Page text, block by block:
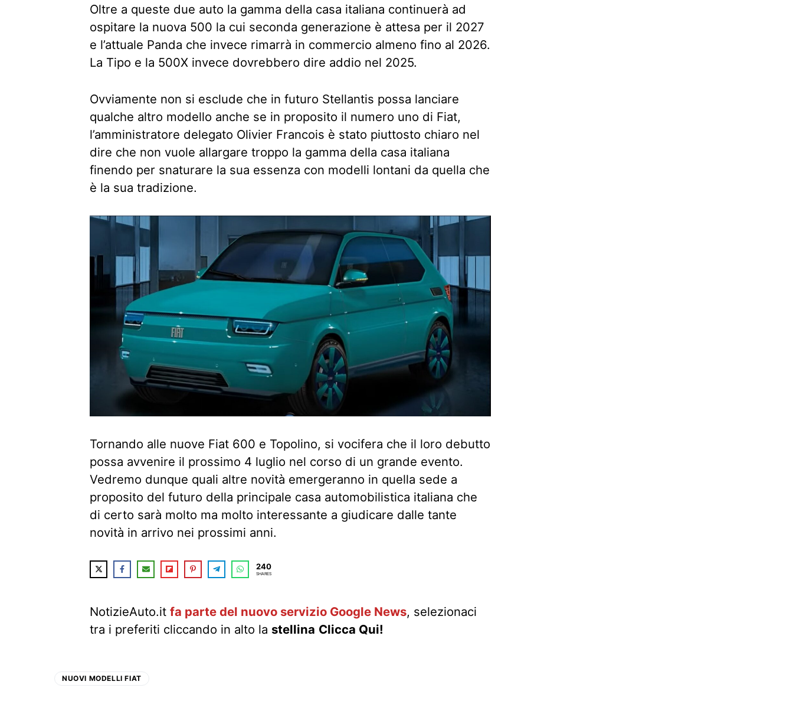
Oltre a queste due auto la gamma della casa italiana continuerà ad
ospitare la nuova 500 la cui seconda generazione è attesa per il 2027
e l’attuale Panda che invece rimarrà in commercio almeno fino al 2026.
La Tipo e la 500X invece dovrebbero dire addio nel 2025.
Ovviamente non si esclude che in futuro Stellantis possa lanciare
qualche altro modello anche se in proposito il numero uno di Fiat,
l’amministratore delegato Olivier Francois è stato piuttosto chiaro nel
dire che non vuole allargare troppo la gamma della casa italiana
finendo per snaturare la sua essenza con modelli lontani da quella che
è la sua tradizione.
Tornando alle nuove Fiat 600 e Topolino, si vocifera che il loro debutto
possa avvenire il prossimo 4 luglio nel corso di un grande evento.
Vedremo dunque quali altre novità emergeranno in quella sede a
proposito del futuro della principale casa automobilistica italiana che
di certo sarà molto ma molto interessante a giudicare dalle tante
novità in arrivo nei prossimi anni.
240
SHARES
NotizieAuto.it fa parte del nuovo servizio Google News, selezionaci
tra i preferiti cliccando in alto la stellina Clicca Qui!
NUOVI MODELLI FIAT